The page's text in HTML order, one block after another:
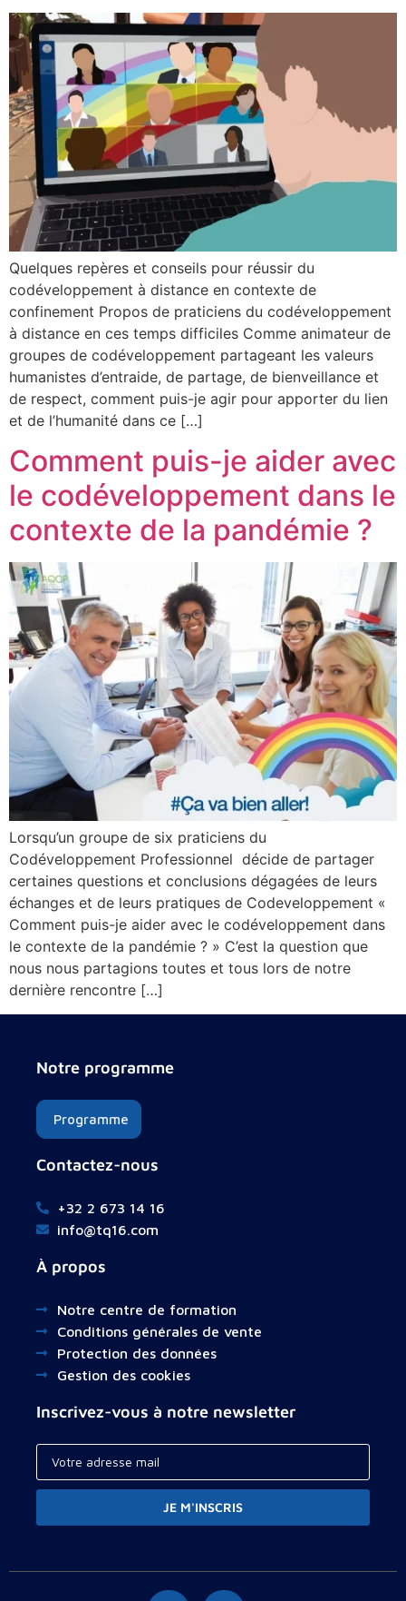
Quelques repères et conseils pour réussir du
codéveloppement à distance en contexte de
confinement Propos de praticiens du codéveloppement
à distance en ces temps difficiles Comme animateur de
groupes de codéveloppement partageant les valeurs
humanistes d’entraide, de partage, de bienveillance et
de respect, comment puis-je agir pour apporter du lien
et de l’humanité dans ce […]
Comment puis-je aider avec
le codéveloppement dans le
contexte de la pandémie ?
Lorsqu’un groupe de six praticiens du
Codéveloppement Professionnel décide de partager
certaines questions et conclusions dégagées de leurs
échanges et de leurs pratiques de Codeveloppement «
Comment puis-je aider avec le codéveloppement dans
le contexte de la pandémie ? » C’est la question que
nous nous partagions toutes et tous lors de notre
dernière rencontre […]
Notre programme
Programme
Contactez-nous
+32 2 673 14 16
info@tq16.com
À propos
Notre centre de formation
Conditions générales de vente
Protection des données
Gestion des cookies
Inscrivez-vous à notre newsletter
JE M'INSCRIS